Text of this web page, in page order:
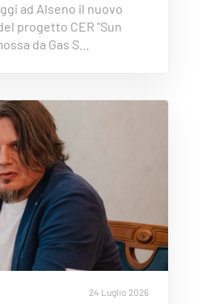
ad Alseno il nuovo
progetto CER "Sun
da Gas S…
24 Luglio 2026